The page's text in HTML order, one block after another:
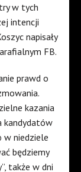
w tych
intencji
napisały
FB.
prawd o
kazania
kandydatów
w niedziele
będziemy
także w dni